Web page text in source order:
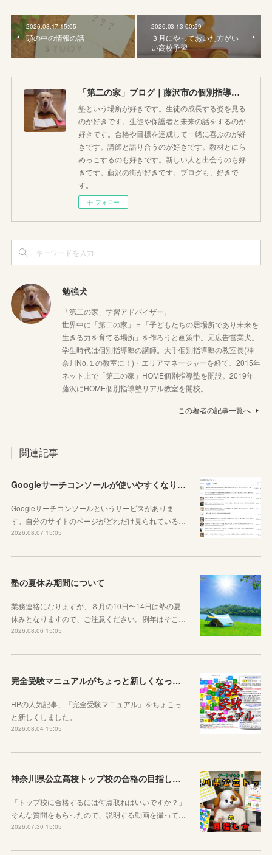
2026.03.17 15:05
頭の中の情報の話
2026.03.13 00:59
３月にやっておいた方がい
い高校予習
「第二の家」ブログ｜藤沢市の個別指導塾のお話
塾という場所が好きです。生徒の成長する姿を見る
のが好きです。生徒や保護者と未来の話をするのが
好きです。合格や目標を達成して一緒に喜ぶのが好
きです。講師と語り合うのが好きです。教材とにら
めっこするのも好きです。新しい人と出会うのも好
きです。藤沢の街が好きです。ブログも、好きで
す。
フォロー
勉強犬
「第二の家」学習アドバイザー。
世界中に「第二の家」＝「子どもたちの居場所であり未来を
生きる力を育てる場所」を作ろうと画策中。元広告営業犬。
学生時代は個別指導塾の講師。大手個別指導塾の教室長(神
奈川No,１の教室に！)・エリアマネージャーを経て、2015年
ネット上で「第二の家」HOME個別指導塾を開設。2019年
藤沢にHOME個別指導塾リアル教室を開校。
この著者の記事一覧へ
関連記事
Googleサーチコンソールが使いやすくなりました！YouTubeも見れるように！
Googleサーチコンソールというサービスがありま
す。自分のサイトのページがどれだけ見られている…
2026.08.07 15:05
塾の夏休み期間について
業務連絡になりますが、８月の10日〜14日は塾の夏
休みとなりますので、ご注意ください。例年はそこ…
2026.08.06 15:05
完全受験マニュアルがちょっと新しくなったよ！
HPの人気記事、『完全受験マニュアル』をちょこっ
と新しくしました。
2026.08.04 15:05
神奈川県公立高校トップ校の合格の目指し方について動画をアップしました
「トップ校に合格するには何点取ればいいですか？」
そんな質問をもらったので、説明する動画を撮って…
2026.07.30 15:05